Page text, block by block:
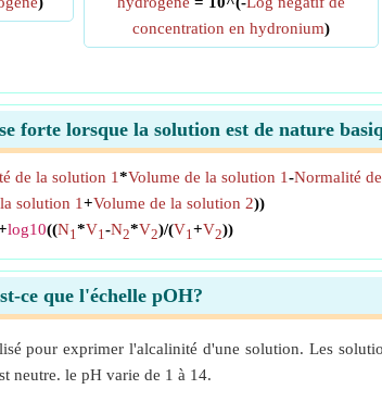
concentration en hydronium)
forte lorsque la solution est de nature
de la solution 1*Volume de la solution 1-Normalité
solution 1+Volume de la solution 2))
log10((N1*V1-N2*V2)/(V1+V2))
ce que l'échelle pOH?
pour exprimer l'alcalinité d'une solution. Les
neutre. le pH varie de 1 à 14.